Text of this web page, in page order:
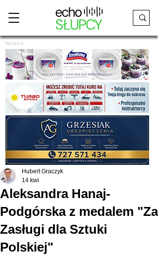
Reklama
Aleksandra Hanaj-
Podgórska z medalem "Za
Zasługi dla Sztuki
Polskiej"
Hubert Graczyk
14 kwi